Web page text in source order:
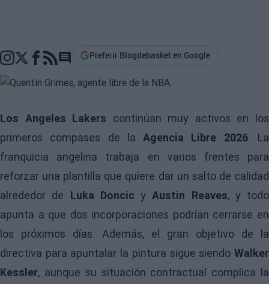
Go to comments section
Preferir Blogdebasket en Google
Los Angeles Lakers continúan muy activos en los
primeros compases de laAgencia Libre 2026. La
franquicia angelina trabaja en varios frentes para
reforzar una plantilla que quiere dar un salto de calidad
alrededor de Luka Doncic yAustin Reaves, y todo
apunta a que dos incorporaciones podrían cerrarse en
los próximos días. Además, el gran objetivo de la
directiva para apuntalar la pintura sigue siendo Walker
Kessler, aunque su situación contractual complica la